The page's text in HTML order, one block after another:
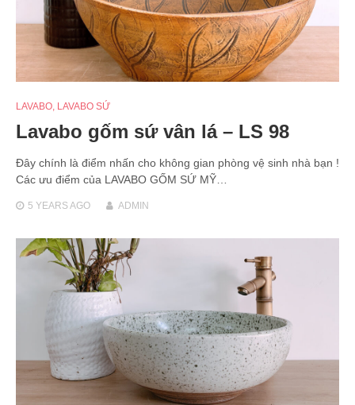
LAVABO LAVABO SỨ
Lavabo gốm sứ vân lá – LS 98
Đây chính là điểm nhấn cho không gian phòng vệ sinh nhà bạn !
Các ưu điểm của LAVABO GỐM SỨ MỸ…
5 YEARSAGO ADMIN